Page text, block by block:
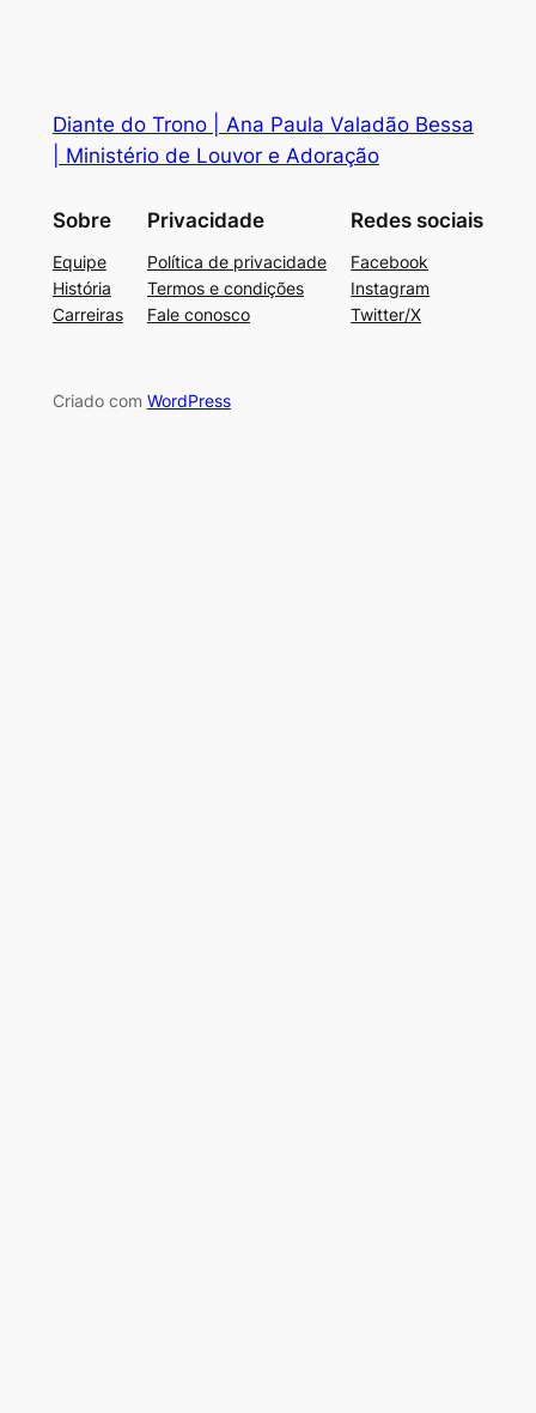
Diante do Trono | Ana Paula Valadão Bessa
| Ministério de Louvor e Adoração
Sobre
Equipe
História
Carreiras
Privacidade
Política de privacidade
Termos e condições
Fale conosco
Redes sociais
Facebook
Instagram
Twitter/X
Criado com WordPress